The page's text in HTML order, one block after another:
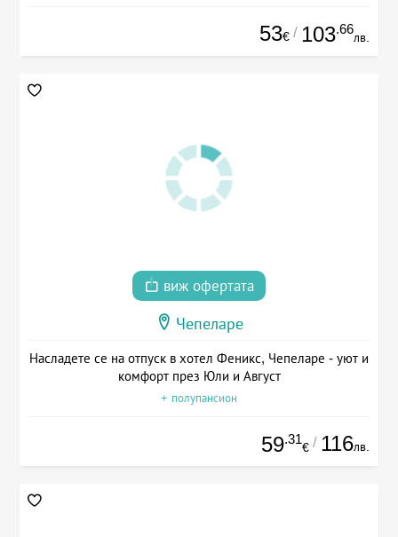
53€ / 103.66
лв.
виж офертата
Чепеларе
Насладете се на отпуск в хотел Феникс, Чепеларе - уют и
комфорт през Юли и Август
+ полупансион
59.31
€ / 116лв.